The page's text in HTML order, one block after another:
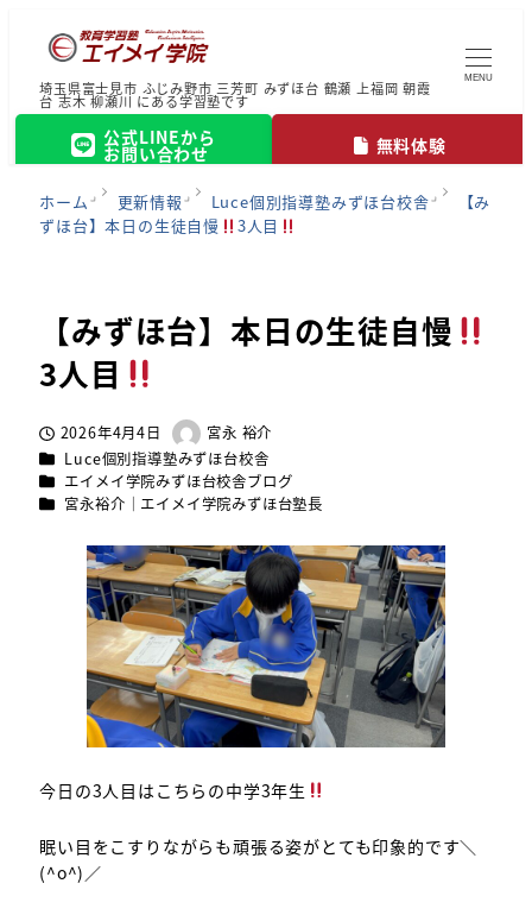
埼玉県富士見市 ふじみ野市 三芳町 みずほ台 鶴瀬 上福岡 朝霞
台 志木 柳瀬川 にある学習塾です
公式LINEから
お問い合わせ 無料体験
MENU
ホーム 更新情報 Luce個別指導塾みずほ台校舎
【み
ずほ台】本日の生徒自慢
3人目
【みずほ台】本日の生徒自慢
3人目
投稿日2026年4月4日
著
者
宮永 裕介
カテゴリー
Luce個別指導塾みずほ台校舎
カテゴリー
エイメイ学院みずほ台校舎ブログ
カテゴリー
宮永裕介｜エイメイ学院みずほ台塾長
今日の3人目はこちらの中学3年生
眠い目をこすりながらも頑張る姿がとても印象的です＼
(^o^)／